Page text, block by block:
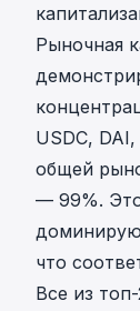
Рыночная
USDC,
общей
— 99%.
что
Все из